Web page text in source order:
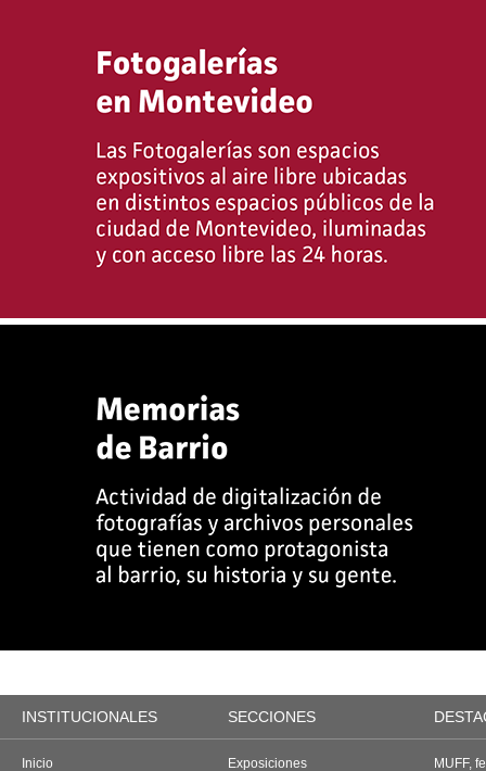
INSTITUCIONALES SECCIONES
Inicio
Exposiciones
MUFF,